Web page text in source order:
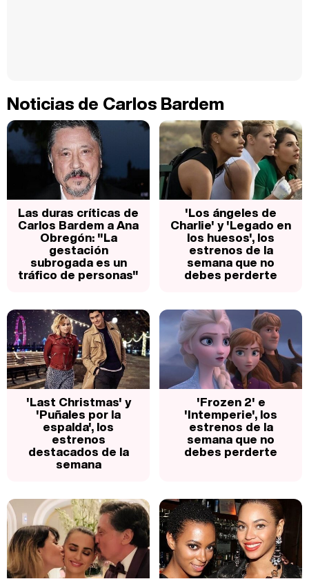
Noticias de Carlos Bardem
Las duras críticas de
Carlos Bardem a Ana
Obregón: "La
gestación
subrogada es un
tráfico de personas"
'Los ángeles de
Charlie' y 'Legado en
los huesos', los
estrenos de la
semana que no
debes perderte
'Last Christmas' y
'Puñales por la
espalda', los
estrenos
destacados de la
semana
'Frozen 2' e
'Intemperie', los
estrenos de la
semana que no
debes perderte